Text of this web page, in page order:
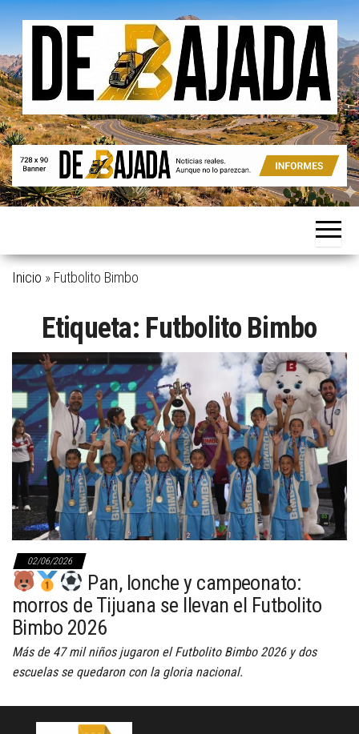
Saltar
contenido
De
Bajada
Noticias
Aunque
parezcan.
Inicio » Futbolito Bimbo
Etiqueta: Futbolito Bimbo
02/06/2026
Pan, lonche y campeonato:
morros de Tijuana se llevan el Futbolito
Bimbo 2026
Más de 47 mil niños jugaron el Futbolito Bimbo 2026 y dos
escuelas se quedaron con la gloria nacional.